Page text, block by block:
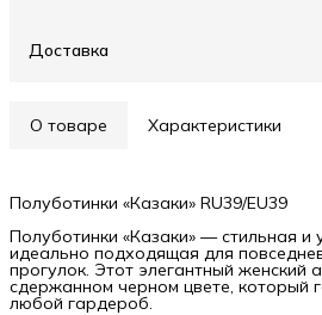
Доставка
О товаре Характеристики
Полуботинки «Казаки» RU39/EU39
Полуботинки «Казаки» — стильная и
идеально подходящая для
прогулок. Этот элегантный женский
сдержанном черном цвете, который
любой гардероб.